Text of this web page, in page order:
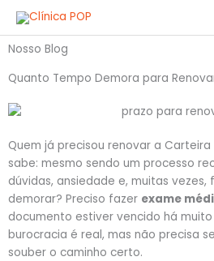
para
Nosso Blog
Quanto Tempo Demora para
Quem já precisou renovar a
sabe: mesmo sendo um processo
dúvidas, ansiedade e, muitas vezes,
demorar? Preciso fazer exame
documento estiver vencido há
burocracia é real, mas não precisa
souber o caminho certo.